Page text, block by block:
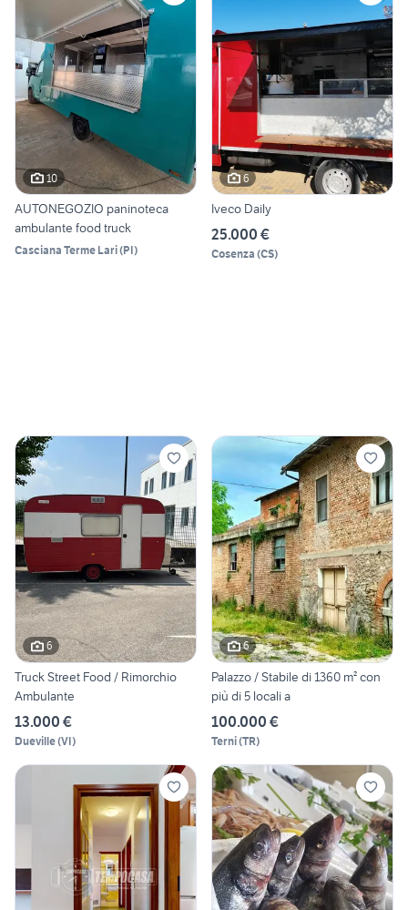
10
AUTONEGOZIO paninoteca
ambulante food truck
Casciana Terme Lari(PI)
6
Iveco Daily
25.000 €
Cosenza (CS)
6
Truck Street Food / Rimorchio
Ambulante
13.000 €
Dueville(VI)
6
Palazzo / Stabile di 1360 m² con
più di 5 locali a
100.000 €
Terni(TR)